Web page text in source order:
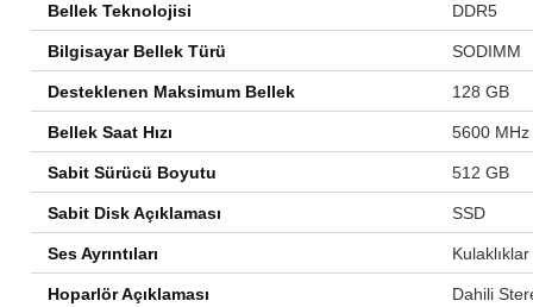
Bellek Teknolojisi ‎DDR5
Bilgisayar Bellek Türü ‎SODIMM
Desteklenen Maksimum Bellek ‎128 GB
Bellek Saat Hızı ‎5600 MHz
Sabit Sürücü Boyutu ‎512 GB
Sabit Disk Açıklaması ‎SSD
Ses Ayrıntıları ‎Kulaklıklar
Hoparlör Açıklaması ‎Dahili